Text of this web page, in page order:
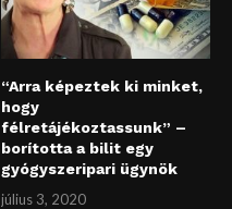
“Arra képeztek ki minket,
hogy
félretájékoztassunk” –
borította a bilit egy
gyógyszeripari ügynök
július 3, 2020